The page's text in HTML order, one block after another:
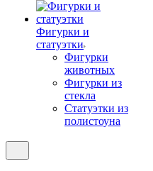
Фигурки и
статуэтки
Фигурки
животных
Фигурки из
стекла
Статуэтки из
полистоуна